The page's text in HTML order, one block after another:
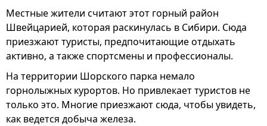
Местные жители считают этот горный район
Швейцарией, которая раскинулась в Сибири. Сюда
приезжают туристы, предпочитающие отдыхать
активно, а также спортсмены и профессионалы.
На территории Шорского парка немало
горнолыжных курортов. Но привлекает туристов не
только это. Многие приезжают сюда, чтобы увидеть,
как ведется добыча железа.